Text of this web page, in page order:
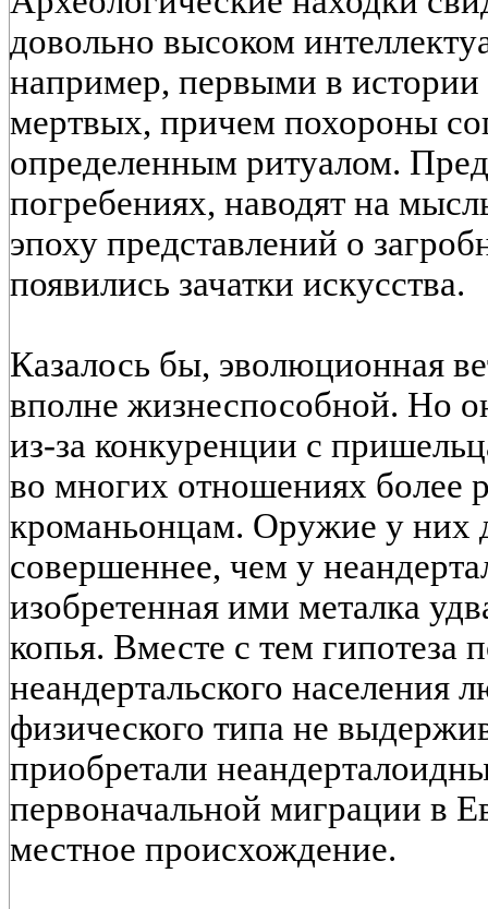
довольно высоком
например, первыми в истории
мертвых, причем похороны
определенным ритуалом.
погребениях, наводят на
эпоху представлений о
появились зачатки искусства.
Казалось бы, эволюционная
вполне жизнеспособной. Но
из-за конкуренции с
во многих отношениях более
кроманьонцам. Оружие у них
совершеннее, чем у
изобретенная ими металка
копья. Вместе с тем гипотеза
неандертальского населения
физического типа не
приобретали
первоначальной миграции в
местное происхождение.